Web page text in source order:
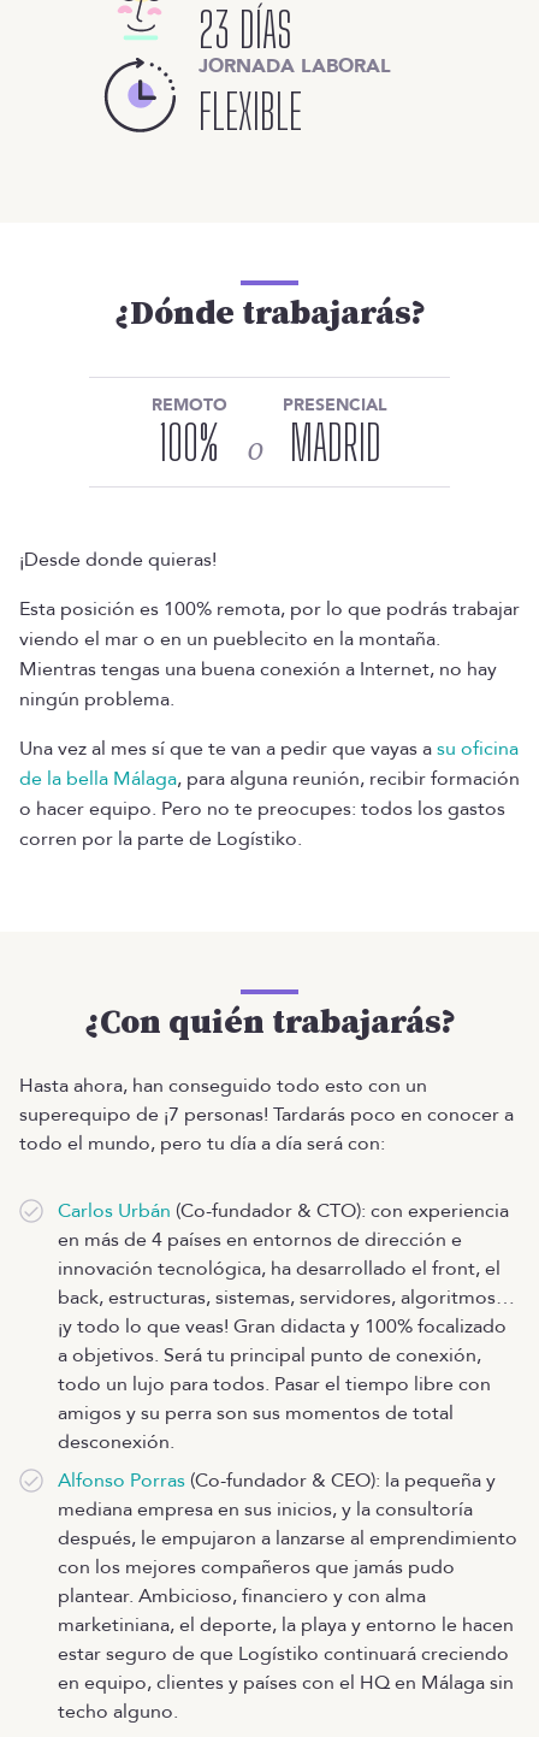
23 DÍAS
JORNADA LABORAL
FLEXIBLE
¿Dónde trabajarás?
REMOTO
100% o
PRESENCIAL
MADRID
¡Desde donde quieras!
Esta posición es 100% remota, por lo que podrás trabajar
viendo el mar o en un pueblecito en la montaña.
Mientras tengas una buena conexión a Internet, no hay
ningún problema.
Una vez al mes sí que te van a pedir que vayas asu oficina
de la bella Málaga, para alguna reunión, recibir formación
o hacer equipo. Pero no te preocupes: todos los gastos
corren por la parte de Logístiko.
¿Con quién trabajarás?
Hasta ahora, han conseguido todo esto con un
superequipo de ¡7 personas! Tardarás poco en conocer a
todo el mundo, pero tu día a día será con:
Carlos Urbán (Co-fundador & CTO): con experiencia
en más de 4 países en entornos de dirección e
innovación tecnológica, ha desarrollado el front, el
back, estructuras, sistemas, servidores, algoritmos…
¡y todo lo que veas! Gran didacta y 100% focalizado
a objetivos. Será tu principal punto de conexión,
todo un lujo para todos. Pasar el tiempo libre con
amigos y su perra son sus momentos de total
desconexión.
Alfonso Porras (Co-fundador & CEO): la pequeña y
mediana empresa en sus inicios, y la consultoría
después, le empujaron a lanzarse al emprendimiento
con los mejores compañeros que jamás pudo
plantear. Ambicioso, financiero y con alma
marketiniana, el deporte, la playa y entorno le hacen
estar seguro de que Logístiko continuará creciendo
en equipo, clientes y países con el HQ en Málaga sin
techo alguno.